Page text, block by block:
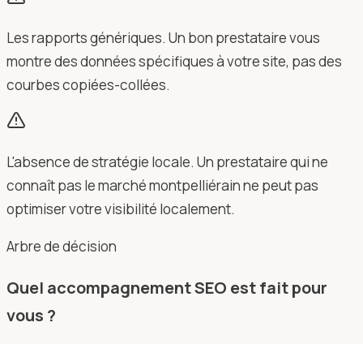
Les rapports génériques. Un bon prestataire vous
montre des données spécifiques à votre site, pas des
courbes copiées-collées.
L'absence de stratégie locale. Un prestataire qui ne
connaît pas le marché montpelliérain ne peut pas
optimiser votre visibilité localement.
Arbre de décision
Quel accompagnement SEO est fait pour
vous ?